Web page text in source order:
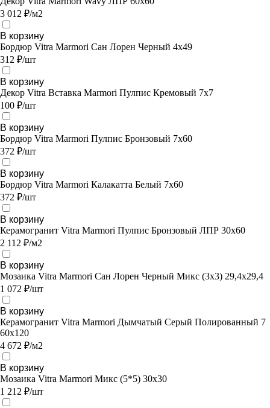
3 012 ₽/м2
В корзину
Бордюр Vitra Marmori Сан Лорен Черный 4х49
312 ₽/шт
В корзину
Декор Vitra Вставка Marmori Пулпис Кремовый 7х7
100 ₽/шт
В корзину
Бордюр Vitra Marmori Пулпис Бронзовый 7х60
372 ₽/шт
В корзину
Бордюр Vitra Marmori Калакатта Белый 7х60
372 ₽/шт
В корзину
Керамогранит Vitra Marmori Пулпис Бронзовый ЛПР 30х60
2 112 ₽/м2
В корзину
Мозаика Vitra Marmori Сан Лорен Черный Микс (3х3) 29,4х29,4
1 072 ₽/шт
В корзину
Керамогранит Vitra Marmori Дымчатый Серый Полированный 7
60х120
4 672 ₽/м2
В корзину
Мозаика Vitra Marmori Микс (5*5) 30х30
1 212 ₽/шт